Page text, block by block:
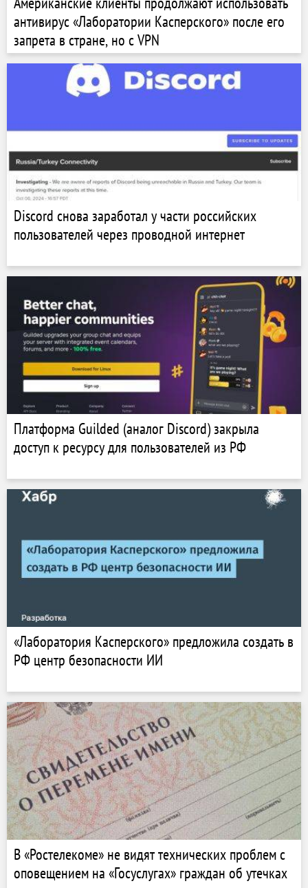
антивирус «Лаборатории Касперского» после его
запрета в стране, но с VPN
Discord снова заработал у части российских
пользователей через проводной интернет
Платформа Guilded (аналог Discord) закрыла
доступ к ресурсу для пользователей из РФ
«Лаборатория Касперского» предложила создать в
РФ центр безопасности ИИ
В «Ростелекоме» не видят технических проблем с
оповещением на «Госуслугах» граждан об утечках